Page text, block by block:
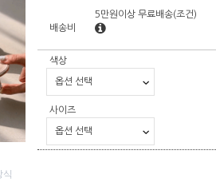
배송비
5만원이상 무료배송(조건)
색상
사이즈